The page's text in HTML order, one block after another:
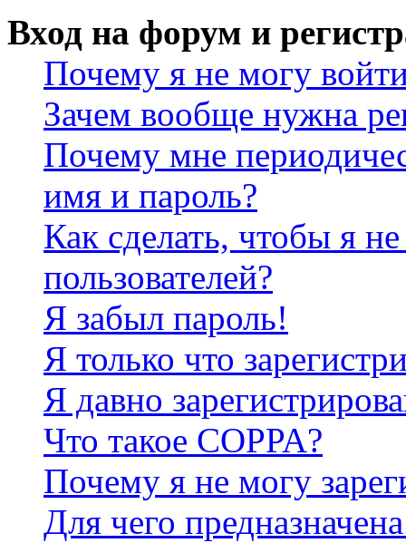
Вход на форум и
Почему я не могу
Зачем вообще нужна
Почему мне
имя и пароль?
Как сделать, чтобы я
пользователей?
Я забыл пароль!
Я только что
Я давно
Что такое COPPA?
Почему я не могу
Для чего